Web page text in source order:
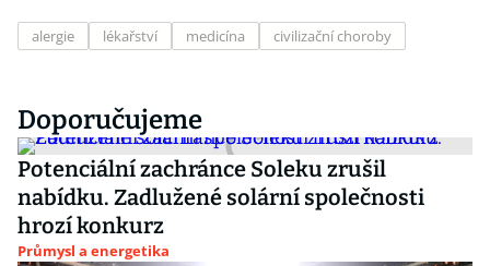
alergie lékařství medicína civilizační choroby
Doporučujeme
Potenciální zachránce Soleku zrušil
nabídku. Zadlužené solární společnosti
hrozí konkurz
Průmysl a energetika